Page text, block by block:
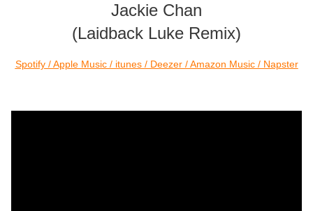
Jackie Chan
(Laidback Luke Remix)
Spotify / Apple Music / itunes / Deezer / Amazon Music / Napster